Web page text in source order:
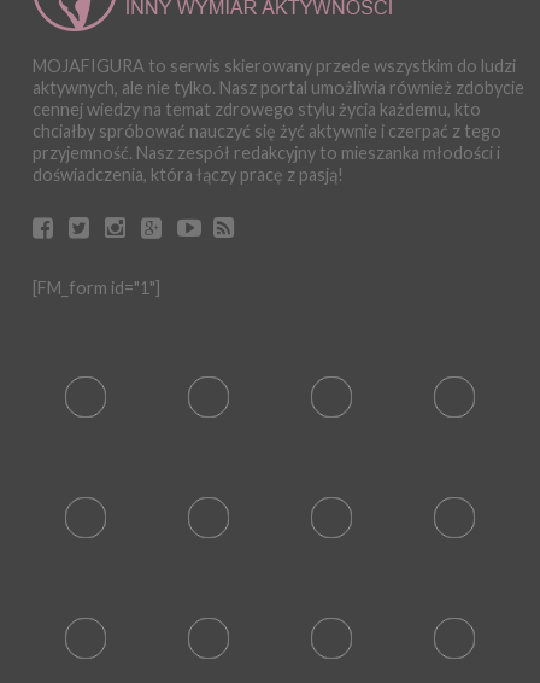
MOJAFIGURA to serwis skierowany przede wszystkim do ludzi
aktywnych, ale nie tylko. Nasz portal umożliwia również zdobycie
cennej wiedzy na temat zdrowego stylu życia każdemu, kto
chciałby spróbować nauczyć się żyć aktywnie i czerpać z tego
przyjemność. Nasz zespół redakcyjny to mieszanka młodości i
doświadczenia, która łączy pracę z pasją!
[FM_form id="1"]